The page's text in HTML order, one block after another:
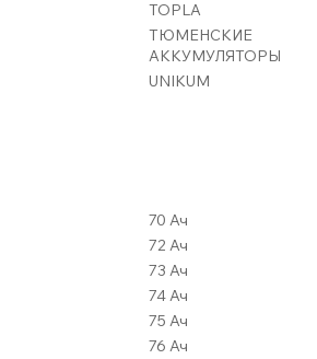
TOPLA
ТЮМЕНСКИЕ
АККУМУЛЯТОРЫ
UNIKUM
70 Ач
72 Ач
73 Ач
74 Ач
75 Ач
76 Ач